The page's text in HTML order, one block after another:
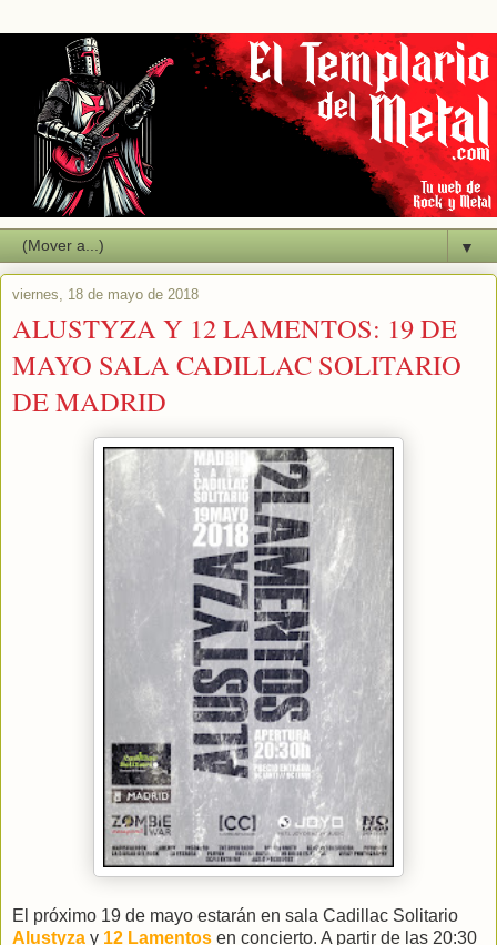
▼
viernes, 18 de mayo de 2018
ALUSTYZA Y 12 LAMENTOS: 19 DE
MAYO SALA CADILLAC SOLITARIO
DE MADRID
El próximo 19 de mayo estarán en sala Cadillac Solitario
Alustyza y 12 Lamentos en concierto. A partir de las 20:30